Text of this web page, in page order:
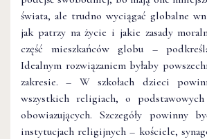
świata, ale trudno wyciągać globalne
jak patrzy na życie i jakie zasady
część mieszkańców globu –
Idealnym rozwiązaniem byłaby
zakresie. – W szkołach dzieci
wszystkich religiach, o
obowiazujących. Szczegóły powinny
instytucjach religijnych – kościele,